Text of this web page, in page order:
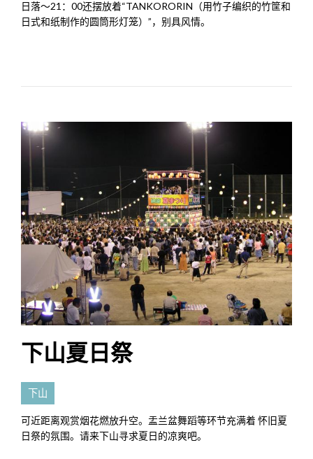
日落～21：00还摆放着“TANKORORIN（用竹子编织的竹筐和
日式和纸制作的圆筒形灯笼）”，别具风情。
下山夏日祭
下山
可近距离观赏烟花燃放升空。盂兰盆舞蹈等环节充满着 怀旧夏
日祭的氛围。请来下山寻求夏日的凉爽吧。